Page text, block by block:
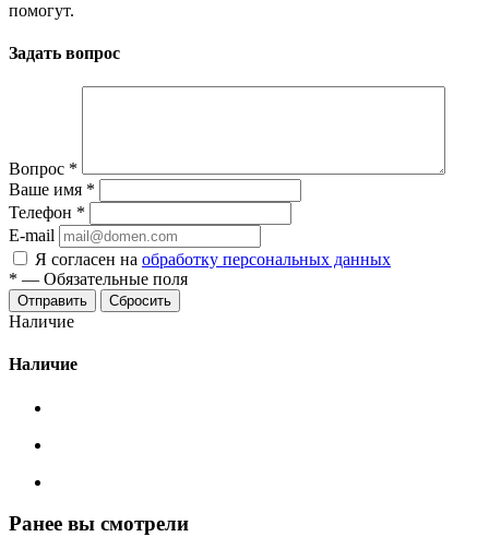
помогут.
Задать вопрос
Вопрос *
Ваше имя *
Телефон *
E-mail
Я согласен на обработку персональных данных
* — Обязательные поля
Сбросить
Наличие
Наличие
Ранее вы смотрели